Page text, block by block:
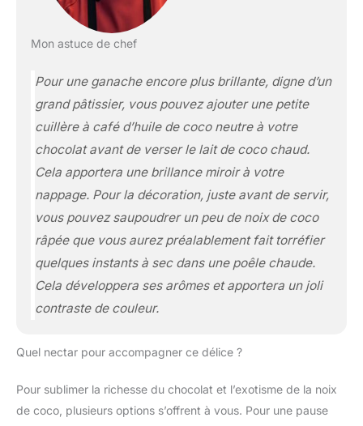
Mon astuce de chef
Pour une ganache encore plus brillante, digne d’un
grand pâtissier, vous pouvez ajouter une petite
cuillère à café d’huile de coco neutre à votre
chocolat avant de verser le lait de coco chaud.
Cela apportera une brillance miroir à votre
nappage. Pour la décoration, juste avant de servir,
vous pouvez saupoudrer un peu de noix de coco
râpée que vous aurez préalablement fait torréfier
quelques instants à sec dans une poêle chaude.
Cela développera ses arômes et apportera un joli
contraste de couleur.
Quel nectar pour accompagner ce délice ?
Pour sublimer la richesse du chocolat et l’exotisme de la noix
de coco, plusieurs options s’offrent à vous. Pour une pause